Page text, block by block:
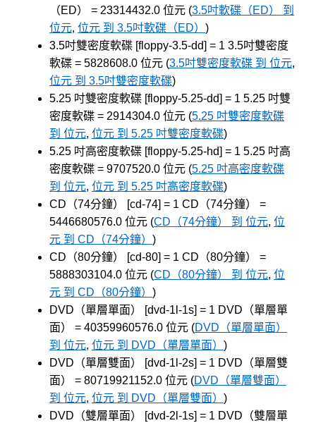
（ED） = 23314432.0 位元 (3.5吋軟碟（ED） 到
位元, 位元 到 3.5吋軟碟（ED） )
3.5吋雙密度軟碟 [floppy-3.5-dd] = 1 3.5吋雙密度
軟碟 = 5828608.0 位元 (3.5吋雙密度軟碟 到 位元,
位元 到 3.5吋雙密度軟碟)
5.25 吋雙密度軟碟 [floppy-5.25-dd] = 1 5.25 吋雙
密度軟碟 = 2914304.0 位元 (5.25 吋雙密度軟碟
到 位元, 位元 到 5.25 吋雙密度軟碟)
5.25 吋高密度軟碟 [floppy-5.25-hd] = 1 5.25 吋高
密度軟碟 = 9707520.0 位元 (5.25 吋高密度軟碟
到 位元, 位元 到 5.25 吋高密度軟碟)
CD（74分鐘） [cd-74] = 1 CD（74分鐘） =
5446680576.0 位元 (CD（74分鐘） 到 位元, 位
元 到 CD（74分鐘） )
CD（80分鐘） [cd-80] = 1 CD（80分鐘） =
5888303104.0 位元 (CD（80分鐘） 到 位元, 位
元 到 CD（80分鐘） )
DVD（單層單面） [dvd-1l-1s] = 1 DVD（單層單
面） = 40359960576.0 位元 (DVD（單層單面）
到 位元, 位元 到 DVD（單層單面） )
DVD（單層雙面） [dvd-1l-2s] = 1 DVD（單層雙
面） = 80719921152.0 位元 (DVD（單層雙面）
到 位元, 位元 到 DVD（單層雙面） )
DVD（雙層單面） [dvd-2l-1s] = 1 DVD（雙層單